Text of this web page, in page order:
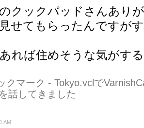
クックパッドさんあり
せてもらったんですが
れば住めそうな気がす
AM